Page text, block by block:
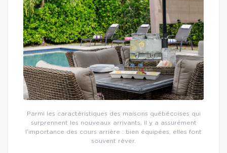
Parmi les caractéristiques des maisons québécoises qui
surprennent les nouveaux arrivants, il y a assurément
l’importance des cours arrière : bien équipées, elles font
souvent rêver.